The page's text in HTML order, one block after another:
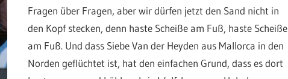
Fragen über Fragen, aber wir dürfen jetzt den Sand nicht in
den Kopf stecken, denn haste Scheiße am Fuß, haste Scheiße
am Fuß. Und dass Siebe Van der Heyden aus Mallorca in den
Norden geflüchtet ist, hat den einfachen Grund, dass es dort